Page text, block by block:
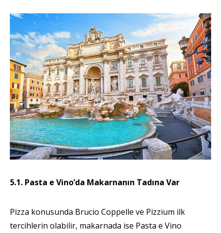
5.1. Pasta e Vino’da Makarnanın Tadına Var
Pizza konusunda Brucio Coppelle ve Pizzium ilk
tercihlerin olabilir, makarnada ise Pasta e Vino